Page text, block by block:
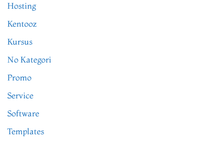
Hosting
Kentooz
Kursus
No Kategori
Promo
Service
Software
Templates